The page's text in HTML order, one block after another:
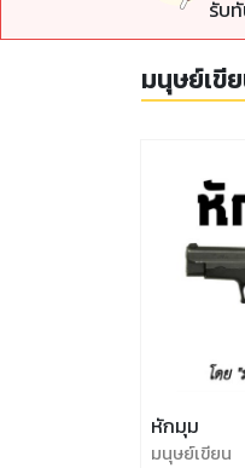
รับ
มนุษย์เขี
หักมุม
มนุษย์เขียน